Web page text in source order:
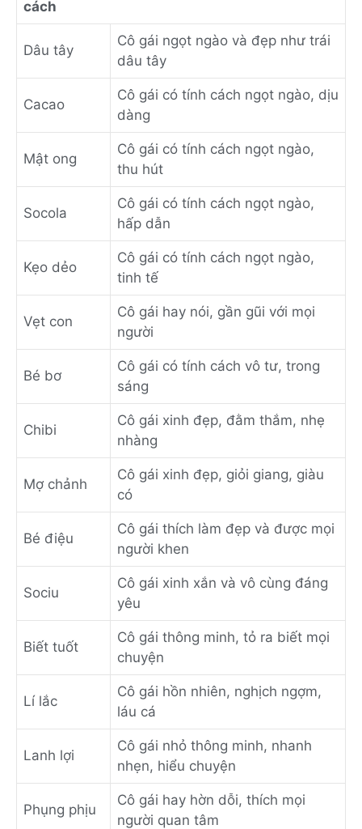
cách
Dâu tây
Cô gái ngọt ngào và đẹp như trái
dâu tây
Cacao
Cô gái có tính cách ngọt ngào, dịu
dàng
Mật ong
Cô gái có tính cách ngọt ngào,
thu hút
Socola
Cô gái có tính cách ngọt ngào,
hấp dẫn
Kẹo dẻo
Cô gái có tính cách ngọt ngào,
tinh tế
Vẹt con
Cô gái hay nói, gần gũi với mọi
người
Bé bơ
Cô gái có tính cách vô tư, trong
sáng
Chibi
Cô gái xinh đẹp, đằm thắm, nhẹ
nhàng
Mợ chảnh
Cô gái xinh đẹp, giỏi giang, giàu
có
Bé điệu
Cô gái thích làm đẹp và được mọi
người khen
Sociu
Cô gái xinh xắn và vô cùng đáng
yêu
Biết tuốt
Cô gái thông minh, tỏ ra biết mọi
chuyện
Lí lắc
Cô gái hồn nhiên, nghịch ngợm,
láu cá
Lanh lợi
Cô gái nhỏ thông minh, nhanh
nhẹn, hiểu chuyện
Phụng phịu
Cô gái hay hờn dỗi, thích mọi
người quan tâm